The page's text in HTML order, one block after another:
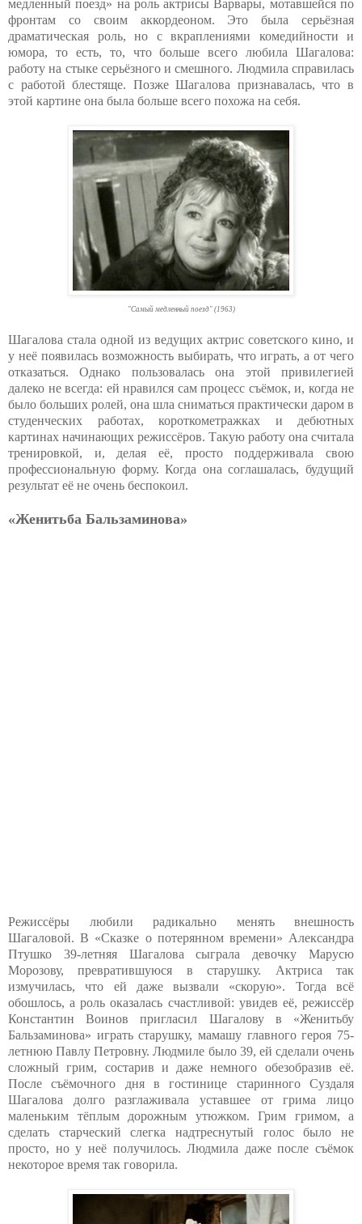
медленный поезд» на роль актрисы Варвары, мотавшейся по
фронтам со своим аккордеоном. Это была серьёзная
драматическая роль, но с вкраплениями комедийности и
юмора, то есть, то, что больше всего любила Шагалова:
работу на стыке серьёзного и смешного. Людмила справилась
с работой блестяще. Позже Шагалова признавалась, что в
этой картине она была больше всего похожа на себя.
"Самый медленный поезд" (1963)
Шагалова стала одной из ведущих актрис советского кино, и
у неё появилась возможность выбирать, что играть, а от чего
отказаться. Однако пользовалась она этой привилегией
далеко не всегда: ей нравился сам процесс съёмок, и, когда не
было больших ролей, она шла сниматься практически даром в
студенческих работах, короткометражках и дебютных
картинах начинающих режиссёров. Такую работу она считала
тренировкой, и, делая её, просто поддерживала свою
профессиональную форму. Когда она соглашалась, будущий
результат её не очень беспокоил.
«Женитьба Бальзаминова»
Режиссёры любили радикально менять внешность
Шагаловой. В «Сказке о потерянном времени» Александра
Птушко 39-летняя Шагалова сыграла девочку Марусю
Морозову, превратившуюся в старушку. Актриса так
измучилась, что ей даже вызвали «скорую». Тогда всё
обошлось, а роль оказалась счастливой: увидев её, режиссёр
Константин Воинов пригласил Шагалову в «Женитьбу
Бальзаминова» играть старушку, мамашу главного героя 75-
летнюю Павлу Петровну. Людмиле было 39, ей сделали очень
сложный грим, состарив и даже немного обезобразив её.
После съёмочного дня в гостинице старинного Суздаля
Шагалова долго разглаживала уставшее от грима лицо
маленьким тёплым дорожным утюжком. Грим гримом, а
сделать старческий слегка надтреснутый голос было не
просто, но у неё получилось. Людмила даже после съёмок
некоторое время так говорила.